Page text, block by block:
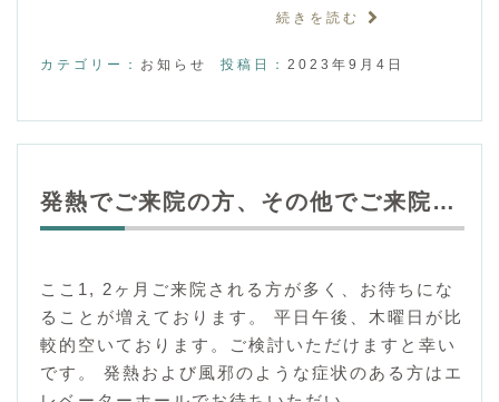
続きを読む
カテゴリー： お知らせ 投稿日： 2023年9月4日
発熱でご来院の方、その他でご来院…
ここ1, 2ヶ月ご来院される方が多く、お待ちにな
ることが増えております。 平日午後、木曜日が比
較的空いております。ご検討いただけますと幸い
です。 発熱および風邪のような症状のある方はエ